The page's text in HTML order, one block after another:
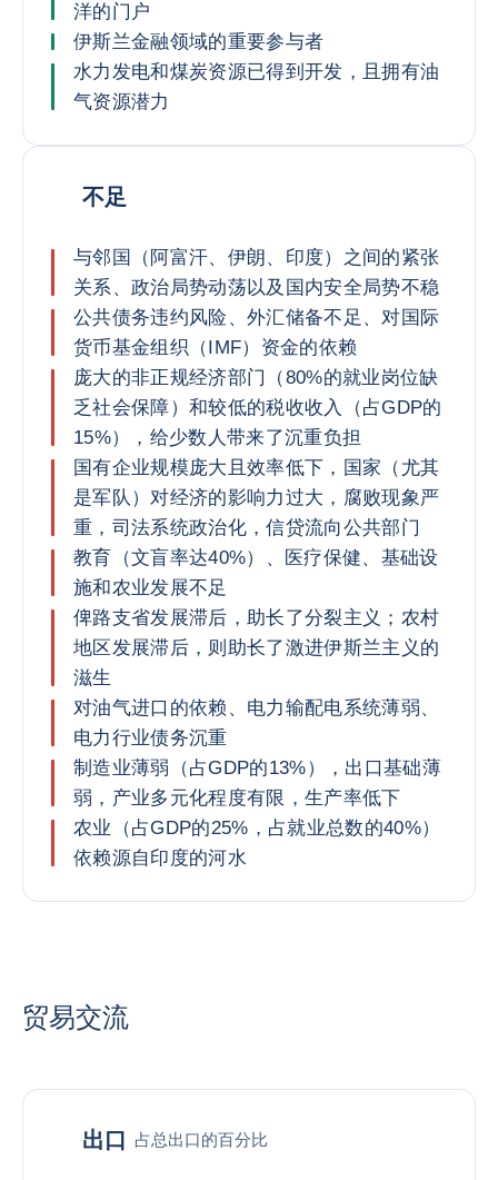
洋的门户
伊斯兰金融领域的重要参与者
水力发电和煤炭资源已得到开发，且拥有油
气资源潜力
不足
与邻国（阿富汗、伊朗、印度）之间的紧张
关系、政治局势动荡以及国内安全局势不稳
公共债务违约风险、外汇储备不足、对国际
货币基金组织（IMF）资金的依赖
庞大的非正规经济部门（80%的就业岗位缺
乏社会保障）和较低的税收收入（占GDP的
15%），给少数人带来了沉重负担
国有企业规模庞大且效率低下，国家（尤其
是军队）对经济的影响力过大，腐败现象严
重，司法系统政治化，信贷流向公共部门
教育（文盲率达40%）、医疗保健、基础设
施和农业发展不足
俾路支省发展滞后，助长了分裂主义；农村
地区发展滞后，则助长了激进伊斯兰主义的
滋生
对油气进口的依赖、电力输配电系统薄弱、
电力行业债务沉重
制造业薄弱（占GDP的13%），出口基础薄
弱，产业多元化程度有限，生产率低下
农业（占GDP的25%，占就业总数的40%）
依赖源自印度的河水
贸易交流
出口 占总出口的百分比